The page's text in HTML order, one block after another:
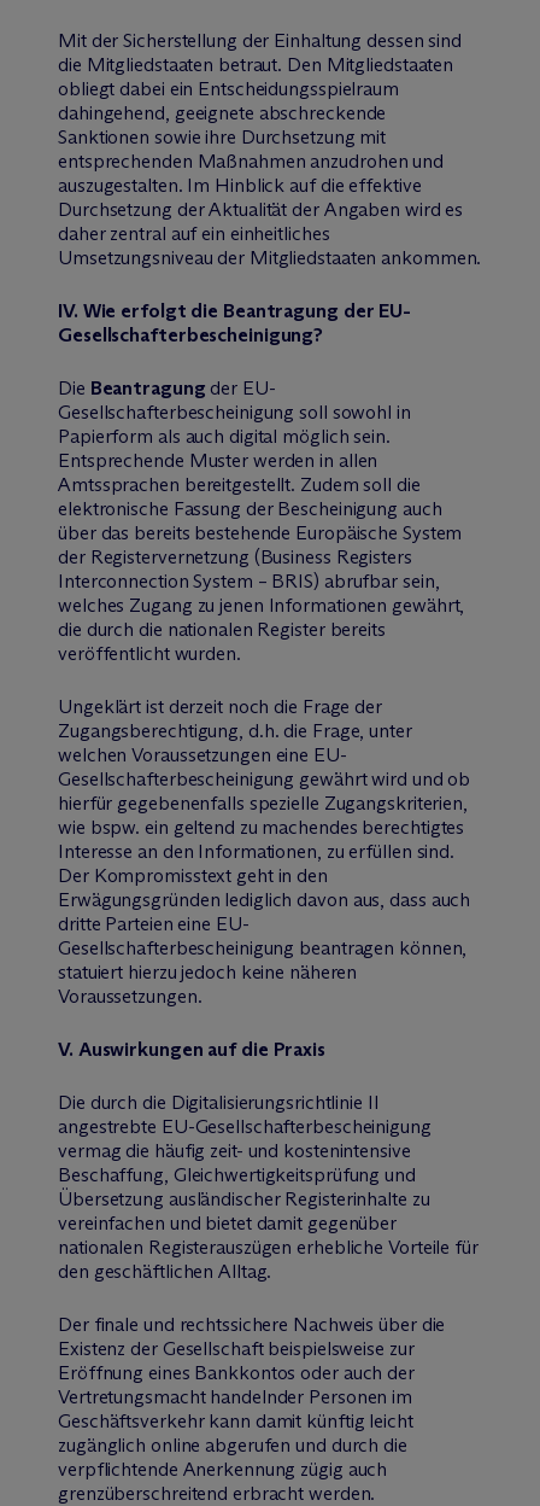
Mit der Sicherstellung der Einhaltung dessen sind
die Mitgliedstaaten betraut. Den Mitgliedstaaten
obliegt dabei ein Entscheidungsspielraum
dahingehend, geeignete abschreckende
Sanktionen sowie ihre Durchsetzung mit
entsprechenden Maßnahmen anzudrohen und
auszugestalten. Im Hinblick auf die effektive
Durchsetzung der Aktualität der Angaben wird es
daher zentral auf ein einheitliches
Umsetzungsniveau der Mitgliedstaaten ankommen.
IV. Wie erfolgt die Beantragung der EU-
Gesellschafterbescheinigung?
Die Beantragung der EU-
Gesellschafterbescheinigung soll sowohl in
Papierform als auch digital möglich sein.
Entsprechende Muster werden in allen
Amtssprachen bereitgestellt. Zudem soll die
elektronische Fassung der Bescheinigung auch
über das bereits bestehende Europäische System
der Registervernetzung (Business Registers
Interconnection System – BRIS) abrufbar sein,
welches Zugang zu jenen Informationen gewährt,
die durch die nationalen Register bereits
veröffentlicht wurden.
Ungeklärt ist derzeit noch die Frage der
Zugangsberechtigung, d.h. die Frage, unter
welchen Voraussetzungen eine EU-
Gesellschafterbescheinigung gewährt wird und ob
hierfür gegebenenfalls spezielle Zugangskriterien,
wie bspw. ein geltend zu machendes berechtigtes
Interesse an den Informationen, zu erfüllen sind.
Der Kompromisstext geht in den
Erwägungsgründen lediglich davon aus, dass auch
dritte Parteien eine EU-
Gesellschafterbescheinigung beantragen können,
statuiert hierzu jedoch keine näheren
Voraussetzungen.
V. Auswirkungen auf die Praxis
Die durch die Digitalisierungsrichtlinie II
angestrebte EU-Gesellschafterbescheinigung
vermag die häufig zeit- und kostenintensive
Beschaffung, Gleichwertigkeitsprüfung und
Übersetzung ausländischer Registerinhalte zu
vereinfachen und bietet damit gegenüber
nationalen Registerauszügen erhebliche Vorteile für
den geschäftlichen Alltag.
Der finale und rechtssichere Nachweis über die
Existenz der Gesellschaft beispielsweise zur
Eröffnung eines Bankkontos oder auch der
Vertretungsmacht handelnder Personen im
Geschäftsverkehr kann damit künftig leicht
zugänglich online abgerufen und durch die
verpflichtende Anerkennung zügig auch
grenzüberschreitend erbracht werden.